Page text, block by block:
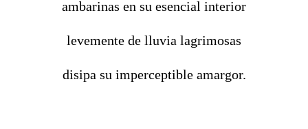
ambarinas en su esencial interior
levemente de lluvia lagrimosas
disipa su imperceptible amargor.